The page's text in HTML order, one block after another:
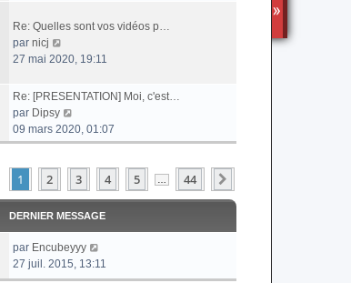
l
d
r
i
e
m
e
s
g
e
Re: Quelles sont vos vidéos p…
par nicj
o
r
l
e
d
n
e
m
e
27 mai 2020, 19:11
Re: [PRESENTATION] Moi, c'est…
par Dipsy
o
i
e
d
r
i
09 mars 2020, 01:07
Page Sur
1 2 3 4 5 44
DERNIER MESSAGE
par Encubeyyy
27 juil. 2015, 13:11